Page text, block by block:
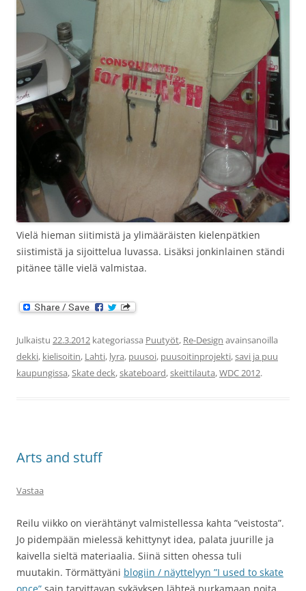
Vielä hieman siitimistä ja ylimääräisten kielenpätkien
siistimistä ja sijoittelua luvassa. Lisäksi jonkinlainen ständi
pitänee tälle vielä valmistaa.
Julkaistu 22.3.2012 kategoriassa Puutyöt, Re-Design avainsanoilla
dekki, kielisoitin, Lahti, lyra, puusoi, puusoitinprojekti,savi ja puu
kaupungissa,Skate deck,skateboard,skeittilauta,WDC 2012.
Arts and stuff
Vastaa
Reilu viikko on vierähtänyt valmistellessa kahta ”veistosta”.
Jo pidempään mielessä kehittynyt idea, palata juurille ja
kaivella sieltä materiaalia. Siinä sitten ohessa tuli
muutakin. Törmättyäni blogiin / näyttelyyn ”I used to skate